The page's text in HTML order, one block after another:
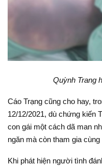
Quỳnh Trang
Cáo Trạng cũng cho hay,
12/12/2021, dù chứng kiến
con gái một cách dã man
ngăn mà còn tham gia
Khi phát hiện người tình